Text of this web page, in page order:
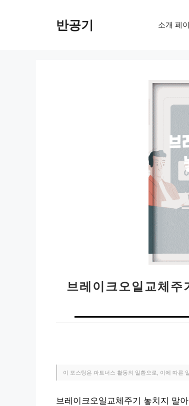
반공기 소개 페
브레이크오일교체
이 포스팅은 파트너스 활동의 일환으로, 이에 따른
브레이크오일교체주기 놓치지 말